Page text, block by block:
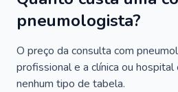
pneumologista?
O preço da consulta com
profissional e a clínica ou
nenhum tipo de tabela.